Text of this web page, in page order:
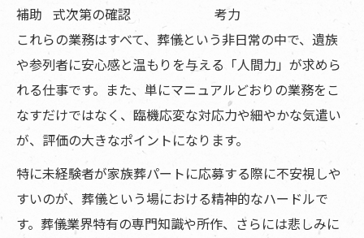
補助 式次第の確認
考力
これらの業務はすべて、葬儀という非日常の中で、遺族
や参列者に安心感と温もりを与える「人間力」が求めら
れる仕事です。また、単にマニュアルどおりの業務をこ
なすだけではなく、臨機応変な対応力や細やかな気遣い
が、評価の大きなポイントになります。
特に未経験者が家族葬パートに応募する際に不安視しや
すいのが、葬儀という場における精神的なハードルで
す。葬儀業界特有の専門知識や所作、さらには悲しみに